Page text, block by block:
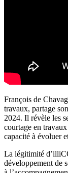
François de
travaux, partage
2024. Il révèle les
courtage en
capacité à évoluer
La légitimité
développement de